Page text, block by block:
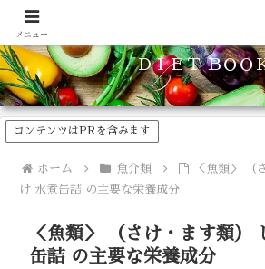
食品のカロリーや糖質などの栄養素がわかる
ＤＩＥＴ ＢＯＯ
コンテンツはPRを含みます
ホーム 魚介類
＜魚類＞ （
け 水煮缶詰 の主要な栄養成分
＜魚類＞ （さけ・ます類）
缶詰 の主要な栄養成分
メニュー